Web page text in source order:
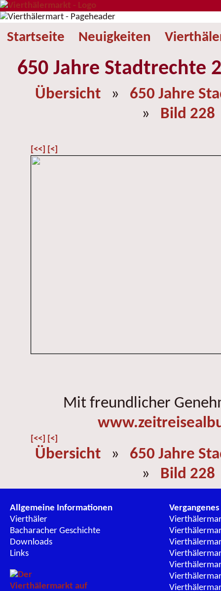
Startseite Neuigkeiten
650 Jahre Stadtrechte
Übersicht » 650 Jahre
» Bild 228
[<<] [<]
Mit freundlicher
[<<] [<]
Übersicht » 650 Jahre
» Bild 228
Allgemeine Informationen
Vierthäler
Bacharacher Geschichte
Downloads
Links
Vergangenes